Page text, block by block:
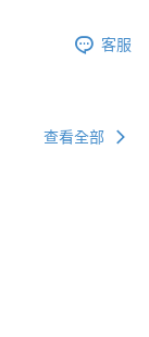
客服
查看全部